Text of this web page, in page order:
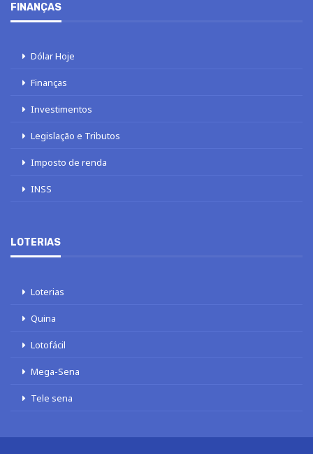
FINANÇAS
Dólar Hoje
Finanças
Investimentos
Legislação e Tributos
Imposto de renda
INSS
LOTERIAS
Loterias
Quina
Lotofácil
Mega-Sena
Tele sena